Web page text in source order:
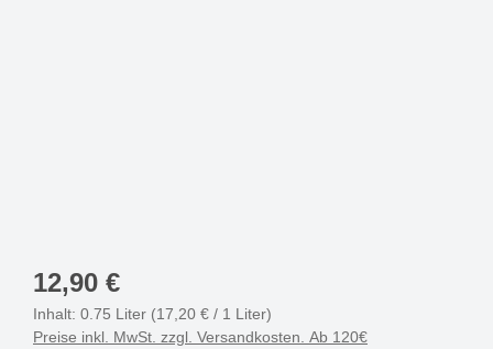
12,90 €
Inhalt: 0.75 Liter (17,20 € / 1 Liter)
Preise inkl. MwSt. zzgl. Versandkosten. Ab 120€